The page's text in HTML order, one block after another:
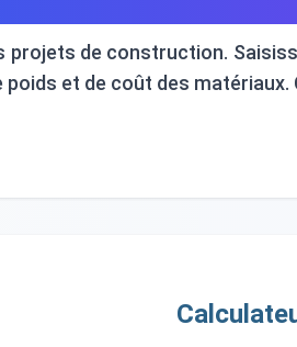
de construction.
et de coût des matériaux.